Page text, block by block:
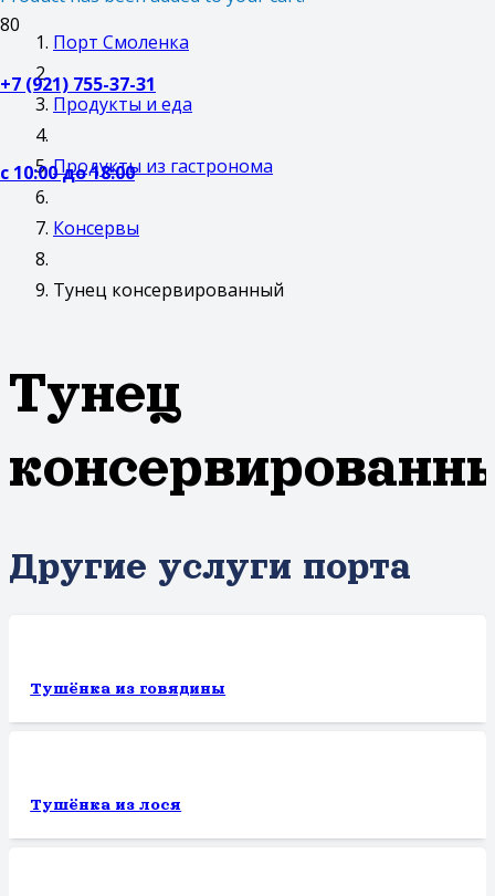
+7 (921) 755-37-31
с 10:00 до 18:00
Порт Смоленка
Продукты и еда
Продукты из гастронома
Консервы
Тунец консервированный
Тунец
Другие услуги порта
Тушёнка из говядины
Тушёнка из лося